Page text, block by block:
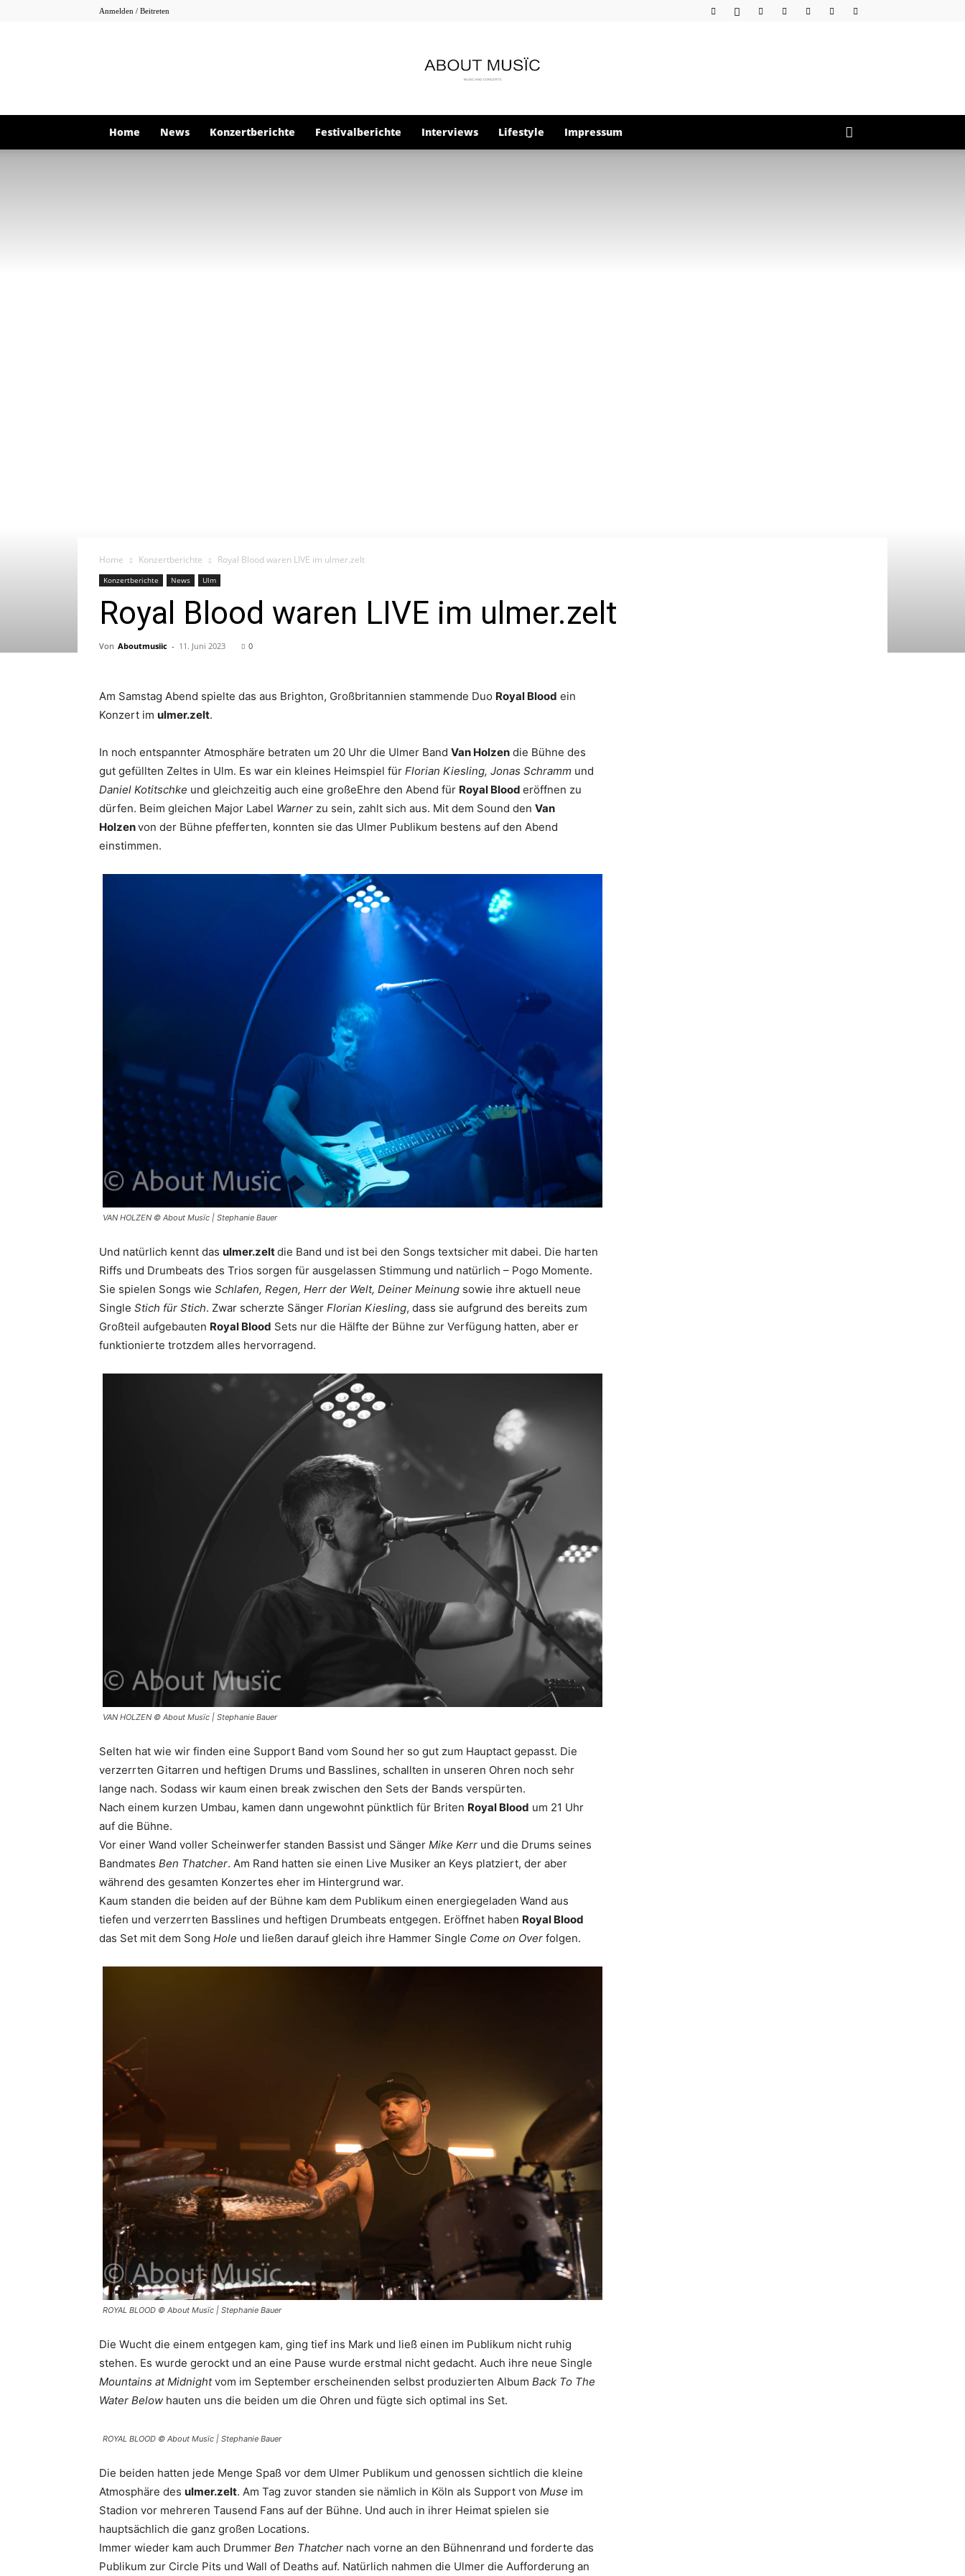
Anmelden / Beitreten
About
Home News Konzertberichte Festivalberichte Interviews Lifestyle Impressum
Home Konzertberichte Royal Blood waren LIVE im ulmer.zelt
Konzertberichte News Ulm
Royal Blood waren LIVE im ulmer.zelt
Von Aboutmusiic - 11. Juni 2023 0
Am Samstag Abend spielte das aus Brighton, Großbritannien stammende Duo Royal Blood ein
Konzert im ulmer.zelt.
In noch entspannter Atmosphäre betraten um 20 Uhr die Ulmer Band Van Holzen die Bühne des
gut gefüllten Zeltes in Ulm. Es war ein kleines Heimspiel für Florian Kiesling, Jonas Schramm und
Daniel Kotitschke und gleichzeitig auch eine großeEhre den Abend für Royal Blood eröffnen zu
dürfen. Beim gleichen Major Label Warner zu sein, zahlt sich aus. Mit dem Sound den Van
Holzenvon der Bühne pfefferten, konnten sie das Ulmer Publikum bestens auf den Abend
einstimmen.
VAN HOLZEN © About Musïc | Stephanie Bauer
Und natürlich kennt das ulmer.zeltdie Band und ist bei den Songs textsicher mit dabei. Die harten
Riffs und Drumbeats des Trios sorgen für ausgelassen Stimmung und natürlich – Pogo Momente.
Sie spielen Songs wie Schlafen, Regen, Herr der Welt, Deiner Meinung sowie ihre aktuell neue
Single Stich für Stich. Zwar scherzte Sänger Florian Kiesling, dass sie aufgrund des bereits zum
Großteil aufgebauten Royal Blood Sets nur die Hälfte der Bühne zur Verfügung hatten, aber er
funktionierte trotzdem alles hervorragend.
VAN HOLZEN © About Musïc | Stephanie Bauer
Selten hat wie wir finden eine Support Band vom Sound her so gut zum Hauptact gepasst. Die
verzerrten Gitarren und heftigen Drums und Basslines, schallten in unseren Ohren noch sehr
lange nach. Sodass wir kaum einen break zwischen den Sets der Bands verspürten.
Nach einem kurzen Umbau, kamen dann ungewohnt pünktlich für Briten Royal Blood um 21 Uhr
auf die Bühne.
Vor einer Wand voller Scheinwerfer standen Bassist und Sänger Mike Kerr und die Drums seines
Bandmates Ben Thatcher. Am Rand hatten sie einen Live Musiker an Keys platziert, der aber
während des gesamten Konzertes eher im Hintergrund war.
Kaum standen die beiden auf der Bühne kam dem Publikum einen energiegeladen Wand aus
tiefen und verzerrten Basslines und heftigen Drumbeats entgegen. Eröffnet haben Royal Blood
das Set mit dem Song Hole und ließen darauf gleich ihre Hammer Single Come on Over folgen.
ROYAL BLOOD © About Musïc | Stephanie Bauer
Die Wucht die einem entgegen kam, ging tief ins Mark und ließ einen im Publikum nicht ruhig
stehen. Es wurde gerockt und an eine Pause wurde erstmal nicht gedacht. Auch ihre neue Single
Mountains at Midnightvom im September erscheinenden selbst produzierten Album Back To The
Water Below hauten uns die beiden um die Ohren und fügte sich optimal ins Set.
ROYAL BLOOD © About Musïc | Stephanie Bauer
Die beiden hatten jede Menge Spaß vor dem Ulmer Publikum und genossen sichtlich die kleine
Atmosphäre des ulmer.zelt. Am Tag zuvor standen sie nämlich in Köln als Support von Muse im
Stadion vor mehreren Tausend Fans auf der Bühne. Und auch in ihrer Heimat spielen sie
hauptsächlich die ganz großen Locations.
Immer wieder kam auch Drummer Ben Thatcher nach vorne an den Bühnenrand und forderte das
Publikum zur Circle Pits und Wall of Deaths auf. Natürlich nahmen die Ulmer die Aufforderung an